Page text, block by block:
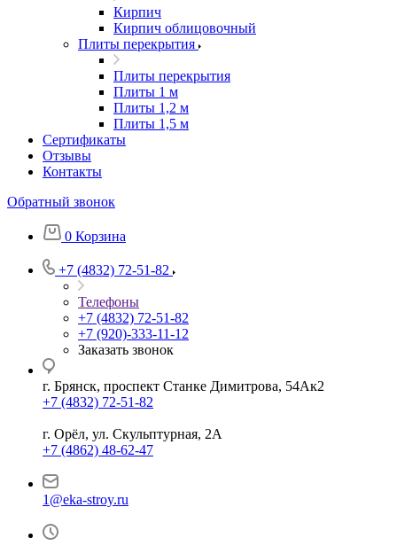
Кирпич
Кирпич облицовочный
Плиты перекрытия
Плиты перекрытия
Плиты 1 м
Плиты 1,2 м
Плиты 1,5 м
Сертификаты
Отзывы
Контакты
Обратный звонок
0 Корзина
+7 (4832) 72-51-82
Телефоны
+7 (4832) 72-51-82
+7 (920)-333-11-12
Заказать звонок
г. Брянск, проспект Станке Димитрова, 54Ак2
+7 (4832) 72-51-82
г. Орёл, ул. Скульптурная, 2А
+7 (4862) 48-62-47
1@eka-stroy.ru